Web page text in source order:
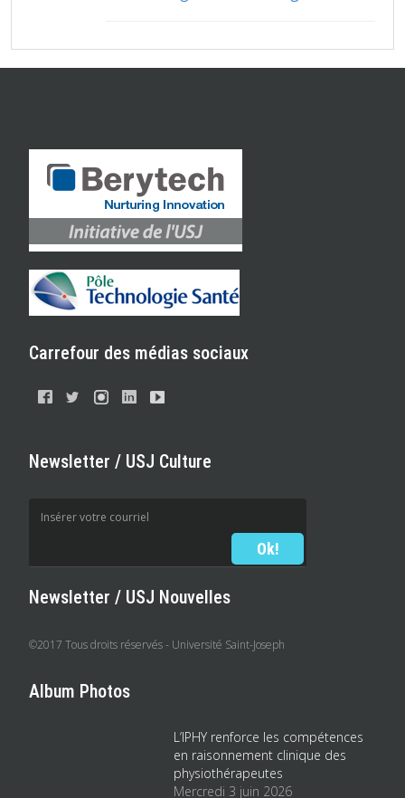
Carrefour des médias sociaux
Newsletter / USJ Culture
Newsletter / USJ Nouvelles
©2017 Tous droits réservés - Université Saint-Joseph
Album Photos
L’IPHY renforce les compétences
en raisonnement clinique des
physiothérapeutes
Mercredi 3 juin 2026